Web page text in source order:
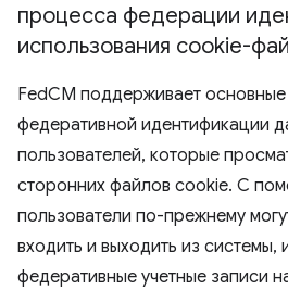
процесса федерации
использования cookie-
FedCM поддерживает основные
федеративной идентификации
пользователей, которые
сторонних файлов cookie. С
пользователи по-прежнему
входить и выходить из системы,
федеративные учетные записи